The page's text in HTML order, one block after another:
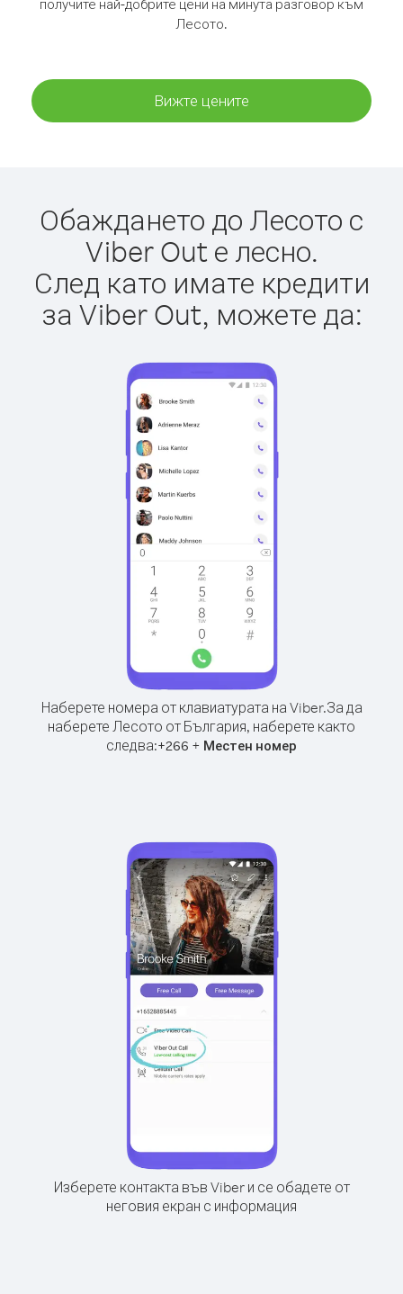
получите най-добрите цени на минута разговор към
Лесото.
Вижте цените
Обаждането до Лесото с
Viber Out е лесно.
След като имате кредити
за Viber Out, можете да:
Наберете номера от клавиатурата на Viber.За да
наберете Лесото от България, наберете както
следва:+266 + Местен номер
Изберете контакта във Viber и се обадете от
неговия екран с информация